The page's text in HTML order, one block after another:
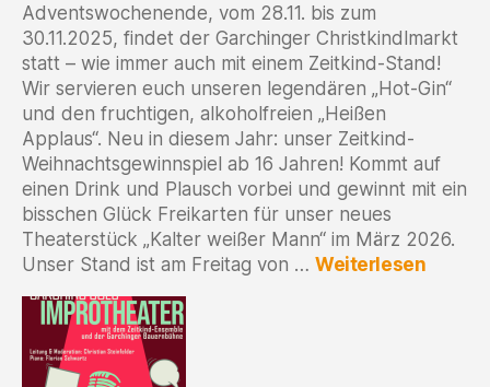
Adventswochenende, vom 28.11. bis zum
30.11.2025, findet der Garchinger Christkindlmarkt
statt – wie immer auch mit einem Zeitkind-Stand!
Wir servieren euch unseren legendären „Hot-Gin“
und den fruchtigen, alkoholfreien „Heißen
Applaus“. Neu in diesem Jahr: unser Zeitkind-
Weihnachtsgewinnspiel ab 16 Jahren! Kommt auf
einen Drink und Plausch vorbei und gewinnt mit ein
bisschen Glück Freikarten für unser neues
Theaterstück „Kalter weißer Mann“ im März 2026.
Unser Stand ist am Freitag von … Weiterlesen: